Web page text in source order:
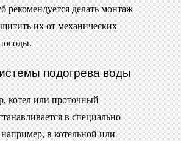
рекомендуется делать монтаж
их от механических
подогрева воды
котел или проточный
в специально
в котельной или